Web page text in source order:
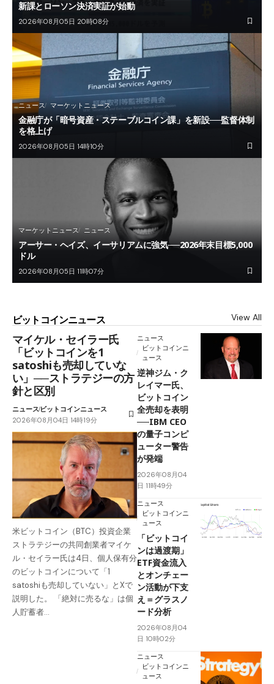
新課とローソン決済実証が始動
2026年08月05日 20時08分
ニュース マーケットニュース
金融庁が「暗号資産・ステーブルコイン課」を新設──監督体制
を格上げ
2026年08月05日 14時10分
マーケットニュース ニュース
アーサー・ヘイズ、イーサリアムに強気──2026年末目標5,000
ドル
2026年08月05日 11時07分
ビットコインニュース View All
マイケル・セイラー氏
「ビットコインを1
satoshiも売却していな
い」──ストラテジーの方
針と区別
ニュースビットコインニュース
2026年08月04日 14時19分
米ビットコイン（BTC）投資企業
ストラテジーの共同創業者マイケ
ル・セイラー氏は4日、個人保有分
のビットコインについて「1
satoshiも売却していない」とXで
説明した。 「絶対に売るな」は個
人貯蓄者…
ニュース
ビットコインニ
ュース
逆神ジム・ク
レイマー氏、
ビットコイン
全売却を表明
──IBM CEO
の量子コンピ
ューター警告
が発端
2026年08月04
日 11時49分
ニュース
ビットコインニ
ュース
「ビットコイ
ンは過渡期」
ETF資金流入
とオンチェー
ン活動が下支
え＝グラスノ
ード分析
2026年08月04
日 10時02分
ニュース
ビットコインニ
ュース